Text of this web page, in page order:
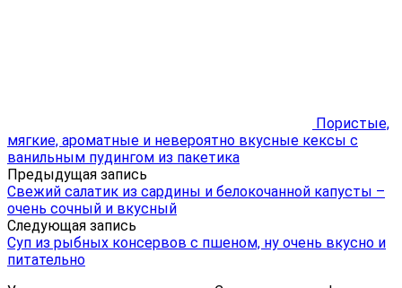
Пористые,
мягкие, ароматные и невероятно вкусные кексы с
ванильным пудингом из пакетика
Предыдущая запись
Свежий салатик из сардины и белокочанной капусты –
очень сочный и вкусный
Следующая запись
Суп из рыбных консервов с пшеном, ну очень вкусно и
питательно